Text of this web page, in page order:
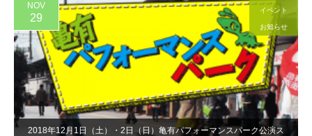
2018年12月1日（土）・2日（日）亀有パフォーマンスパーク公演ス
NOV
29
イベント
お知らせ